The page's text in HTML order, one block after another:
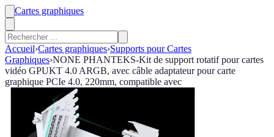
Cartes graphiques
Accueil›Cartes graphiques›Supports pour Cartes
Graphiques›NONE PHANTEKS-Kit de support rotatif pour cartes
vidéo GPUKT 4.0 ARGB, avec câble adaptateur pour carte
graphique PCIe 4.0, 220mm, compatible avec